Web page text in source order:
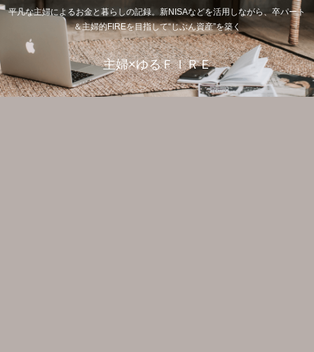
平凡な主婦によるお金と暮らしの記録。新NISAなどを活用しながら、卒パート
＆主婦的FIREを目指して“じぶん資産”を築く
主婦×ゆるＦＩＲＥ